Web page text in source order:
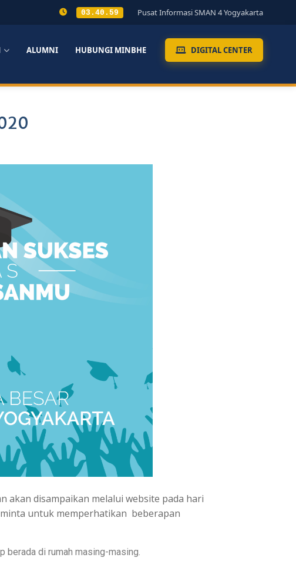
03.40.59 Pusat Informasi SMAN 4 Yogyakarta
ALUMNI HUBUNGI MINBHE DIGITAL CENTER
akan disampaikan melalui website pada hari
untuk memperhatikan beberapan
berada di rumah masing-masing.